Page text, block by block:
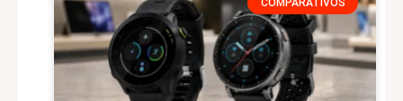
COMPARATIVOS